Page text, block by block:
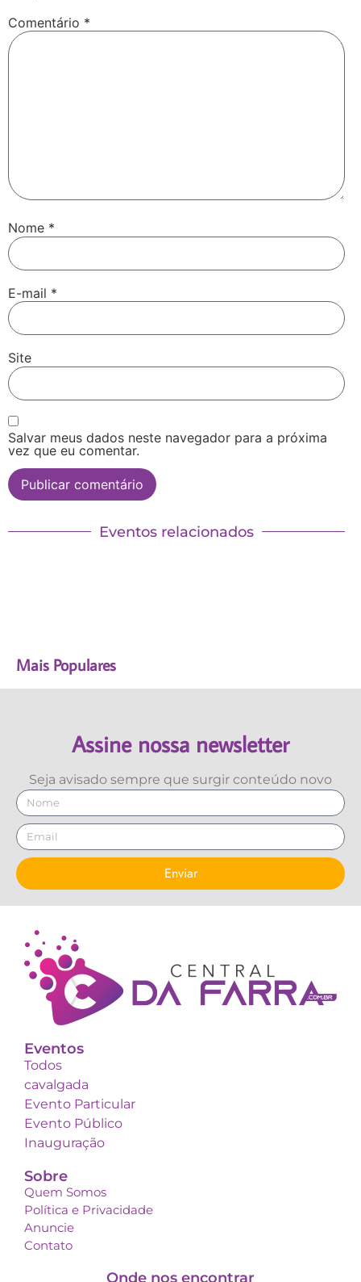
Comentário *
Nome *
E-mail *
Site
Salvar meus dados neste navegador para a próxima
vez que eu comentar.
Eventos relacionados
Mais Populares
Assine nossa newsletter
Seja avisado sempre que surgir conteúdo novo
Enviar
Eventos
Todos
cavalgada
Evento Particular
Evento Público
Inauguração
Sobre
Quem Somos
Política e Privacidade
Anuncie
Contato
Onde nos encontrar